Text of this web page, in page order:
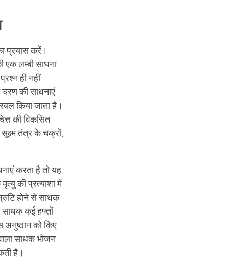
प्रयास करें।
लम्बी साधना
ही नहीं
की साधनाएं
किया जाता है।
की विकसित
तंत्र के चक्रों,
करता है तो यह
की प्रत्याशा में
होने से साधक
साधक कई हफ्तों
को किए
साधक भोजन
है।